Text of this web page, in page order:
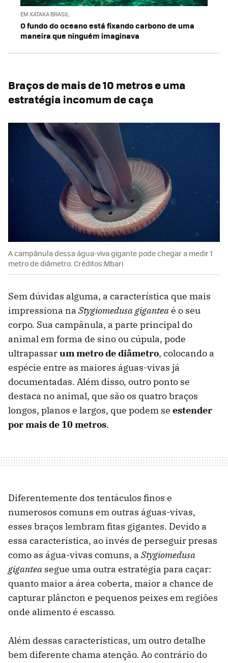
EM XATAKA BRASIL
O fundo do oceano está fixando carbono de uma
maneira que ninguém imaginava
Braços de mais de 10 metros e uma
estratégia incomum de caça
A campânula dessa água-viva gigante pode chegar a medir 1
metro de diâmetro. Créditos:Mbari
Sem dúvidas alguma, a característica que mais
impressiona na Stygiomedusa giganteaé o seu
corpo. Sua campânula, a parte principal do
animal em forma de sino ou cúpula, pode
ultrapassarum metro de diâmetro, colocando a
espécie entre as maiores águas-vivas já
documentadas. Além disso, outro ponto se
destaca no animal, que são os quatro braços
longos, planos e largos, que podem se estender
por mais de 10 metros.
Diferentemente dos tentáculos finos e
numerosos comuns em outras águas-vivas,
esses braços lembram fitas gigantes. Devido a
essa característica, ao invés de perseguir presas
como as água-vivas comuns, a Stygiomedusa
gigantea segue uma outra estratégia para caçar:
quanto maior a área coberta, maior a chance de
capturar plâncton e pequenos peixes em regiões
onde alimento é escasso.
Além dessas características, um outro detalhe
bem diferente chama atenção. Ao contrário do